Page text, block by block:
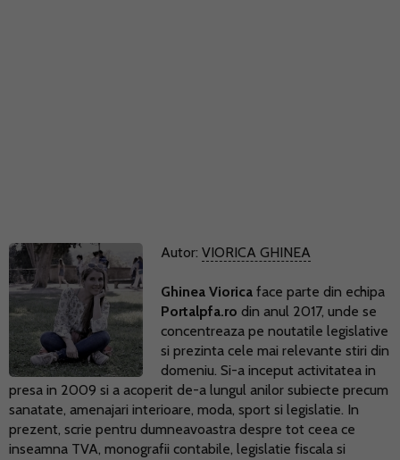
Autor: VIORICA GHINEA
Ghinea Viorica face parte din echipa
Portalpfa.ro din anul 2017, unde se
concentreaza pe noutatile legislative
si prezinta cele mai relevante stiri din
domeniu. Si-a inceput activitatea in
presa in 2009 si a acoperit de-a lungul anilor subiecte precum
sanatate, amenajari interioare, moda, sport si legislatie. In
prezent, scrie pentru dumneavoastra despre tot ceea ce
inseamna TVA, monografii contabile, legislatie fiscala si